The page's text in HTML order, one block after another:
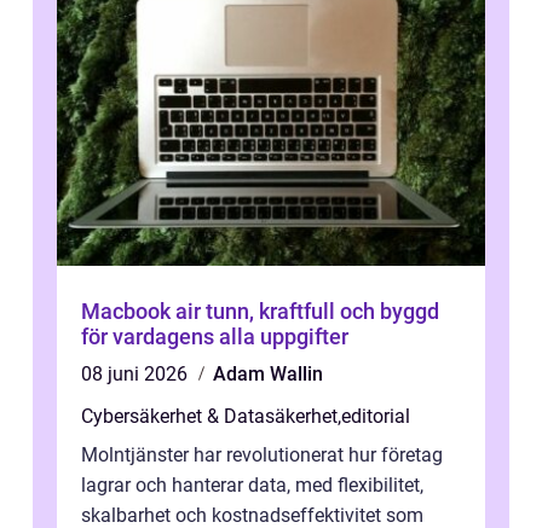
Macbook air tunn, kraftfull och byggd
för vardagens alla uppgifter
08 juni 2026
Adam Wallin
Cybersäkerhet & Datasäkerhet,editorial
Molntjänster har revolutionerat hur företag
lagrar och hanterar data, med flexibilitet,
skalbarhet och kostnadseffektivitet som